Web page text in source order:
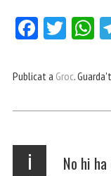
Fa
bo
Tw
er
W
ts
p
Publicat a Groc.
i No hi